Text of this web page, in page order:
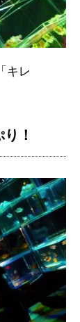
キレ
！